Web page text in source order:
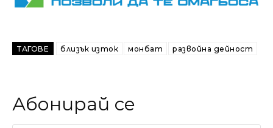
ТАГОВЕ близък изток монбат развойна дейност
Абонирай се